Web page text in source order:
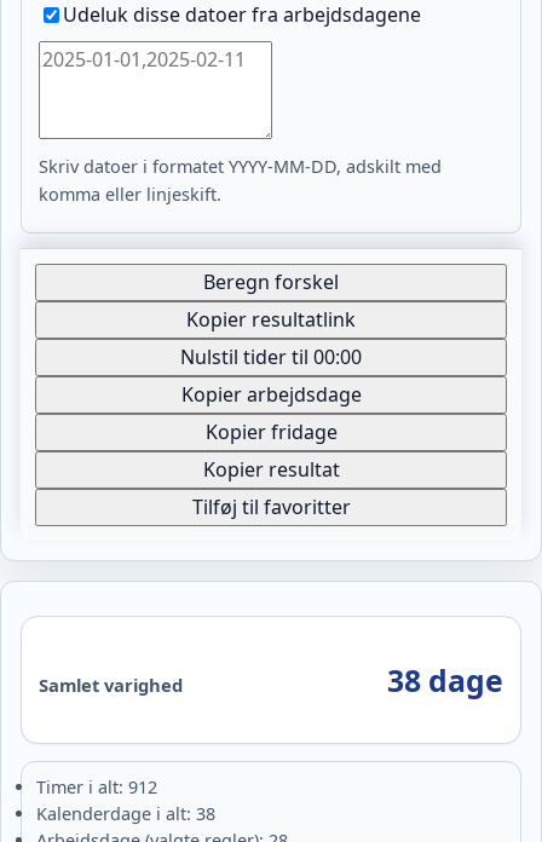
Udeluk disse datoer fra arbejdsdagene
Skriv datoer i formatet YYYY-MM-DD, adskilt med
komma eller linjeskift.
Beregn forskel
Kopier resultatlink
Nulstil tider til 00:00
Kopier arbejdsdage
Kopier fridage
Kopier resultat
Tilføj til favoritter
Samlet varighed 38 dage
Timer i alt: 912
Kalenderdage i alt: 38